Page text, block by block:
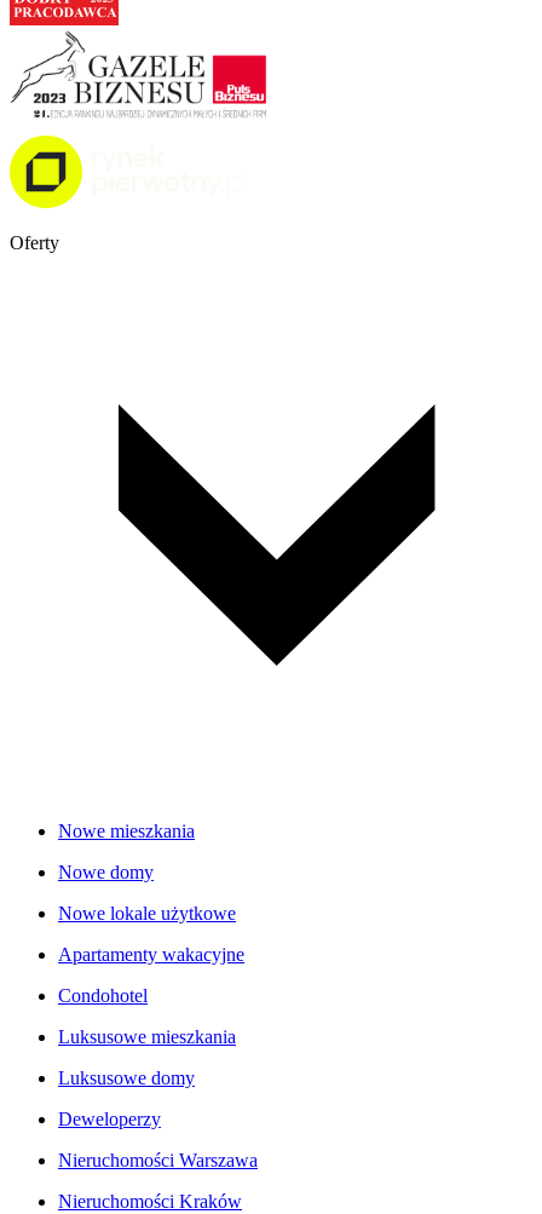
Oferty
Nowe mieszkania
Nowe domy
Nowe lokale użytkowe
Apartamenty wakacyjne
Condohotel
Luksusowe mieszkania
Luksusowe domy
Deweloperzy
Nieruchomości Warszawa
Nieruchomości Kraków